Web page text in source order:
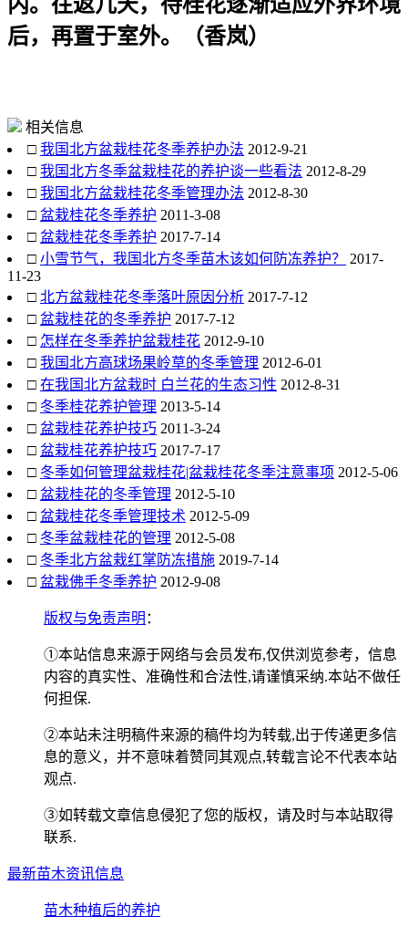
后，再置于室外。（香岚）
相关信息
□ 我国北方盆栽桂花冬季养护办法 2012-9-21
□ 我国北方冬季盆栽桂花的养护谈一些看法 2012-8-29
□ 我国北方盆栽桂花冬季管理办法 2012-8-30
□ 盆栽桂花冬季养护 2011-3-08
□ 盆栽桂花冬季养护 2017-7-14
□ 小雪节气，我国北方冬季苗木该如何防冻养护？
2017-
11-23
□ 北方盆栽桂花冬季落叶原因分析 2017-7-12
□ 盆栽桂花的冬季养护 2017-7-12
□ 怎样在冬季养护盆栽桂花 2012-9-10
□ 我国北方高球场果岭草的冬季管理 2012-6-01
□ 在我国北方盆栽时 白兰花的生态习性 2012-8-31
□ 冬季桂花养护管理 2013-5-14
□ 盆栽桂花养护技巧 2011-3-24
□ 盆栽桂花养护技巧 2017-7-17
□ 冬季如何管理盆栽桂花|盆栽桂花冬季注意事项 2012-5-06
□ 盆栽桂花的冬季管理 2012-5-10
□ 盆栽桂花冬季管理技术 2012-5-09
□ 冬季盆栽桂花的管理 2012-5-08
□ 冬季北方盆栽红掌防冻措施 2019-7-14
□ 盆栽佛手冬季养护 2012-9-08
版权与免责声明 ：
①本站信息来源于网络与会员发布,仅供浏览参考，信息
内容的真实性、准确性和合法性,请谨慎采纳.本站不做任
何担保.
②本站未注明稿件来源的稿件均为转载,出于传递更多信
息的意义，并不意味着赞同其观点,转载言论不代表本站
观点.
③如转载文章信息侵犯了您的版权，请及时与本站取得
联系.
最新苗木资讯信息
苗木种植后的养护